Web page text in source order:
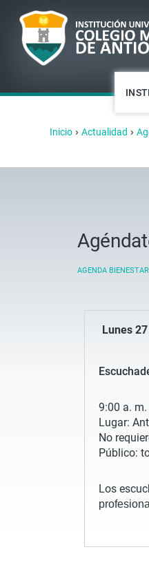
Inicio › Actualidad ›
AGENDA BIENESTAR
Lunes
9:00 a.
Lugar:
No
Público:
Los